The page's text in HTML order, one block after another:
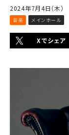
2024年7月4日（木）
音楽 メインホール